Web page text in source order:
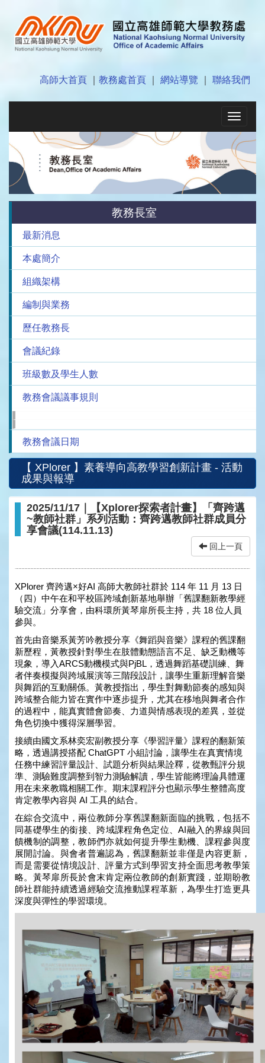
高師大首頁 教務處首頁 網站導覽 聯絡我們
Toggle
教務長室
最新消息
本處簡介
組織架構
編制與業務
歷任教務長
會議紀錄
班級數及學生人數
教務會議議事規則
教務會議日期
【 XPlorer 】素養導向高教學習創新計畫 - 活動
成果與報導
2025/11/17｜【Xplorer探索者計畫】「齊跨邁
~教師社群」系列活動：齊跨邁教師社群成員分
享會議(114.11.13)
回上一頁
XPlorer 齊跨邁×好AI 高師大教師社群於 114 年 11 月 13 日
（四）中午在和平校區跨域創新基地舉辦「舊課翻新教學經
驗交流」分享會，由科環所黃琴扉所長主持，共 18 位人員
參與。
首先由音樂系黃芳吟教授分享《舞蹈與音樂》課程的舊課翻
新歷程，黃教授針對學生在肢體動態語言不足、缺乏動機等
現象，導入ARCS動機模式與PjBL，透過舞蹈基礎訓練、舞
者伴奏模擬與跨域展演等三階段設計，讓學生重新理解音樂
與舞蹈的互動關係。黃教授指出，學生對舞動節奏的感知與
跨域整合能力皆在實作中逐步提升，尤其在移地與舞者合作
的過程中，能真實體會節奏、力道與情感表現的差異，並從
角色切換中獲得深層學習。
接續由國文系林奕宏副教授分享《學習評量》課程的翻新策
略，透過講授搭配 ChatGPT 小組討論，讓學生在真實情境
任務中練習評量設計、試題分析與結果詮釋，從教甄評分規
準、測驗難度調整到智力測驗解讀，學生皆能將理論具體運
用在未來教職相關工作。期末課程評分也顯示學生整體高度
肯定教學內容與 AI 工具的結合。
在綜合交流中，兩位教師分享舊課翻新面臨的挑戰，包括不
同基礎學生的銜接、跨域課程角色定位、AI融入的界線與回
饋機制的調整，教師們亦就如何提升學生動機、課程參與度
展開討論。與會者普遍認為，舊課翻新並非僅是內容更新，
而是需要從情境設計、評量方式到學習支持全面思考教學策
略。黃琴扉所長於會末肯定兩位教師的創新實踐，並期盼教
師社群能持續透過經驗交流推動課程革新，為學生打造更具
深度與彈性的學習環境。